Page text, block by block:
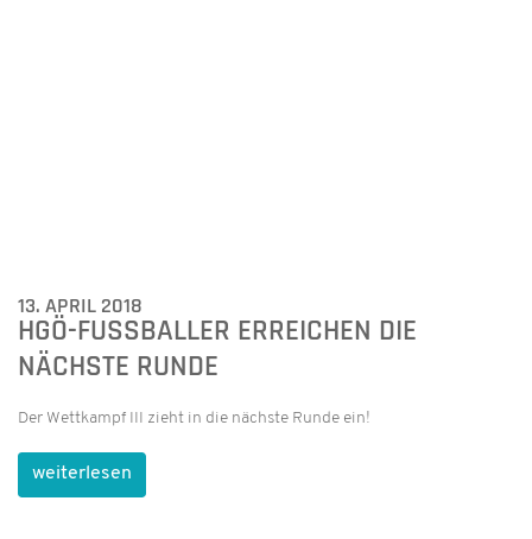
Hohenlohe Gymnasium Öhringen ·
Weygangstraße 13-15 · 74613 Öhringen